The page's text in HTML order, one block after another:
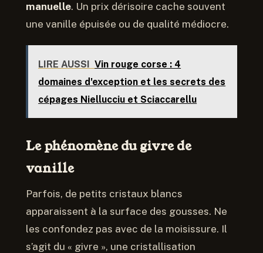
manuelle. Un prix dérisoire cache souvent
une vanille épuisée ou de qualité médiocre.
LIRE AUSSI Vin rouge corse : 4
domaines d'exception et les secrets des
cépages Niellucciu et Sciaccarellu
Le phénomène du givre de
vanille
Parfois, de petits cristaux blancs
apparaissent à la surface des gousses. Ne
les confondez pas avec de la moisissure. Il
s’agit du « givre », une cristallisation